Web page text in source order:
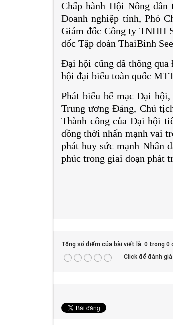
Chấp hành Hội Nông
Doanh nghiệp tỉnh, Phó
Giám đốc Công ty TNHH
đốc Tập đoàn ThaiBinh
Đại hội cũng đã thông
hội đại biểu toàn quốc
Phát biểu bế mạc Đại
Trung ương Đảng, Chủ
Thành công của Đại hội
đồng thời nhấn mạnh vai
phát huy sức mạnh Nhân
phúc trong giai đoạn phát
Tổng số điểm của bài viết là: 0 trong 0
Click để đánh